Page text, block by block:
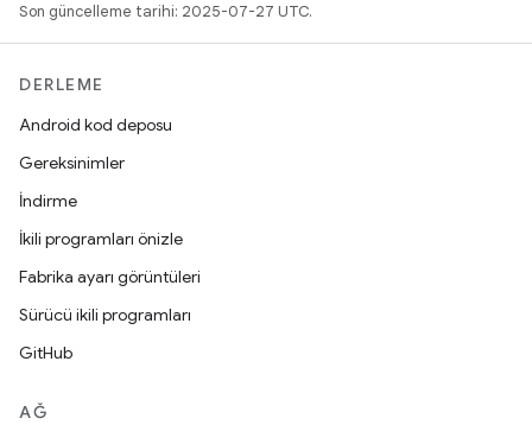
Son güncelleme tarihi: 2025-07-27 UTC.
DERLEME
Android kod deposu
Gereksinimler
İndirme
İkili programları önizle
Fabrika ayarı görüntüleri
Sürücü ikili programları
GitHub
AĞ